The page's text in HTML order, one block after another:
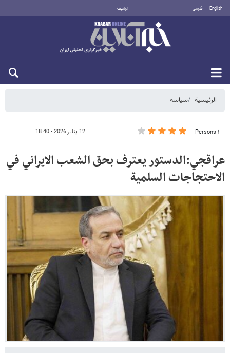
English فارسی أرشيف
الرئيسية سیاسه
١ Persons 12 يناير 2026 - 18:40
عراقجي:الدستور يعترف بحق الشعب الايراني في
الاحتجاجات السلمية